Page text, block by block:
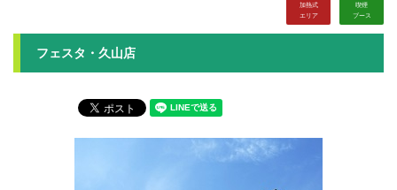
加熱式
エリア
喫煙
ブース
フェスタ・久山店